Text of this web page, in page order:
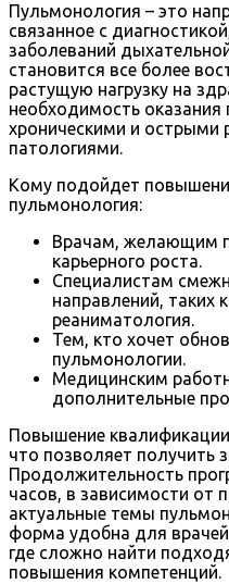
Пульмонология – это
связанное с
заболеваний
становится все более
растущую нагрузку на
необходимость
хроническими и острыми
патологиями.
Кому подойдет
пульмонология:
Врачам, желающим
карьерного роста.
Специалистам
направлений, таких
реаниматология.
Тем, кто хочет
пульмонологии.
Медицинским
дополнительные
Повышение
что позволяет получить
Продолжительность
часов, в зависимости от
актуальные темы
форма удобна для
где сложно найти
повышения компетенций.